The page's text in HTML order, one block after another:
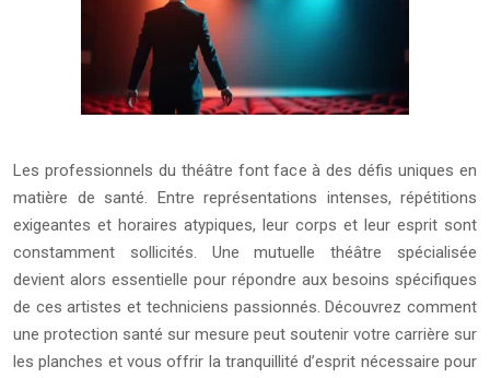
Les professionnels du théâtre font face à des défis uniques en
matière de santé. Entre représentations intenses, répétitions
exigeantes et horaires atypiques, leur corps et leur esprit sont
constamment sollicités. Une mutuelle théâtre spécialisée
devient alors essentielle pour répondre aux besoins spécifiques
de ces artistes et techniciens passionnés. Découvrez comment
une protection santé sur mesure peut soutenir votre carrière sur
les planches et vous offrir la tranquillité d’esprit nécessaire pour